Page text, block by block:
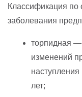
Классификация по
заболевания
торпидная —
изменений
лет;